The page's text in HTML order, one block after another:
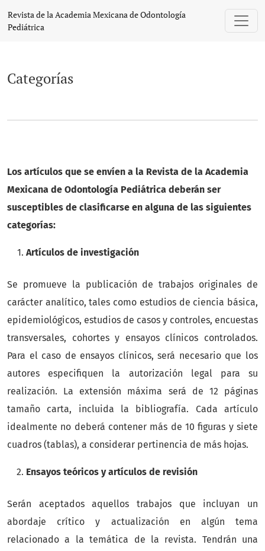
Categorías
Revista de la Academia Mexicana de Odontología
Pediátrica
Categorías
Los artículos que se envíen a la Revista de la Academia
Mexicana de Odontología Pediátrica deberán ser
susceptibles de clasificarse en alguna de las siguientes
categorías:
Artículos de investigación
Se promueve la publicación de trabajos originales de
carácter analítico, tales como estudios de ciencia básica,
epidemiológicos, estudios de casos y controles, encuestas
transversales, cohortes y ensayos clínicos controlados.
Para el caso de ensayos clínicos, será necesario que los
autores especifiquen la autorización legal para su
realización. La extensión máxima será de 12 páginas
tamaño carta, incluida la bibliografía. Cada artículo
idealmente no deberá contener más de 10 figuras y siete
cuadros (tablas), a considerar pertinencia de más hojas.
Ensayos teóricos y artículos de revisión
Serán aceptados aquellos trabajos que incluyan un
abordaje crítico y actualización en algún tema
relacionado a la temática de la revista. Tendrán una